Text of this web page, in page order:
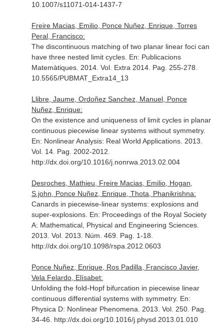
10.1007/s11071-014-1437-7
Freire Macias, Emilio, Ponce Nuñez, Enrique, Torres
Peral, Francisco:
The discontinuous matching of two planar linear foci can
have three nested limit cycles. En: Publicacions
Matemàtiques. 2014. Vol. Extra 2014. Pag. 255-278.
10.5565/PUBMAT_Extra14_13
Llibre, Jaume, Ordoñez Sanchez, Manuel, Ponce
Nuñez, Enrique:
On the existence and uniqueness of limit cycles in planar
continuous piecewise linear systems without symmetry.
En: Nonlinear Analysis: Real World Applications. 2013.
Vol. 14. Pag. 2002-2012.
http://dx.doi.org/10.1016/j.nonrwa.2013.02.004
Desroches, Mathieu, Freire Macias, Emilio, Hogan,
S.john, Ponce Nuñez, Enrique, Thota, Phanikrishna:
Canards in piecewise-linear systems: explosions and
super-explosions. En: Proceedings of the Royal Society
A: Mathematical, Physical and Engineering Sciences.
2013. Vol. 2013. Núm. 469. Pag. 1-18.
http://dx.doi.org/10.1098/rspa.2012.0603
Ponce Nuñez, Enrique, Ros Padilla, Francisco Javier,
Vela Felardo, Elísabet:
Unfolding the fold-Hopf bifurcation in piecewise linear
continuous differential systems with symmetry. En:
Physica D: Nonlinear Phenomena . 2013. Vol. 250. Pag.
34-46. http://dx.doi.org/10.1016/j.physd.2013.01.010